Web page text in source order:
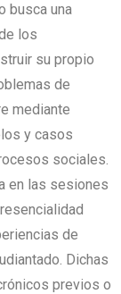
busca una
los
su propio
de
mediante
y casos
sociales.
en las sesiones
de
Dichas
previos o